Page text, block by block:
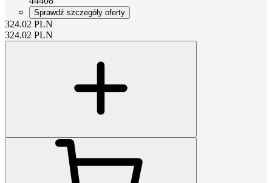
Sprawdź szczegóły oferty
324.02 PLN
324.02 PLN